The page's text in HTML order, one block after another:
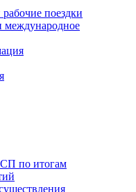
поездки
международное
по итогам